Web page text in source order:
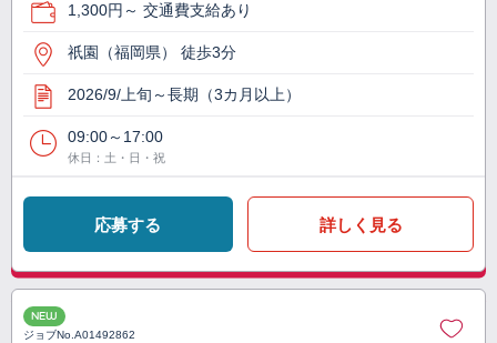
1,300円～ 交通費支給あり
祇園（福岡県） 徒歩3分
2026/9/上旬～長期（3カ月以上）
09:00～17:00
休日：土・日・祝
応募する 詳しく見る
NEW
ジョブNo.A01492862